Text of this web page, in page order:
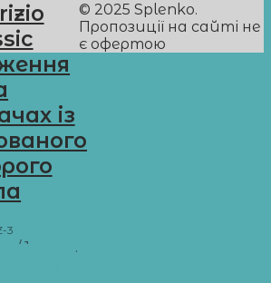
із
3
/ 1 м пог.
© 2025 Splenko.
Пропозиції на сайті не
є офертою